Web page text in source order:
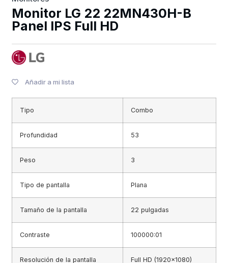
Monitor LG 22 22MN430H-B
Panel IPS Full HD
Añadir a mi lista
Tipo Combo
Profundidad 53
Peso 3
Tipo de pantalla Plana
Tamaño de la pantalla 22 pulgadas
Contraste 100000:01
Resolución de la pantalla Full HD (1920×1080)